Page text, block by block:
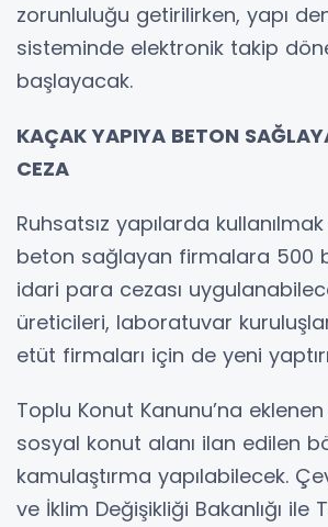
zorunluluğu getirilirken, yapı
sisteminde elektronik takip
başlayacak.
KAÇAK YAPIYA BETON
CEZA
Ruhsatsız yapılarda
beton sağlayan firmalara 500
idari para cezası
üreticileri, laboratuvar
etüt firmaları için de yeni
Toplu Konut Kanunu’na
sosyal konut alanı ilan edilen
kamulaştırma yapılabilecek.
ve İklim Değişikliği Bakanlığı ile